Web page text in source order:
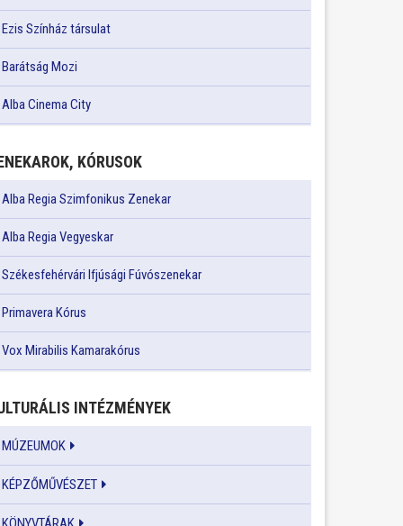
Ezis Színház társulat
Barátság Mozi
Alba Cinema City
KÓRUSOK
Alba Regia Szimfonikus Zenekar
Alba Regia Vegyeskar
Székesfehérvári Ifjúsági Fúvószenekar
Primavera Kórus
Vox Mirabilis Kamarakórus
INTÉZMÉNYEK
MÚZEUMOK
KÉPZŐMŰVÉSZET